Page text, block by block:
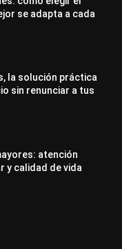
se adapta a cada
la solución práctica
sin renunciar a tus
atención
y calidad de vida